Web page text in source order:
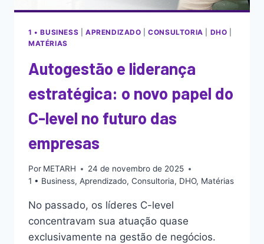
1 • BUSINESS APRENDIZADO |CONSULTORIA DHO
MATÉRIAS
Autogestão e liderança
estratégica: o novo papel do
C-level no futuro das
empresas
Por METARH
24 de novembro de 2025
1 • Business, Aprendizado, Consultoria, DHO, Matérias
No passado, os líderes C-level
concentravam sua atuação quase
exclusivamente na gestão de negócios.